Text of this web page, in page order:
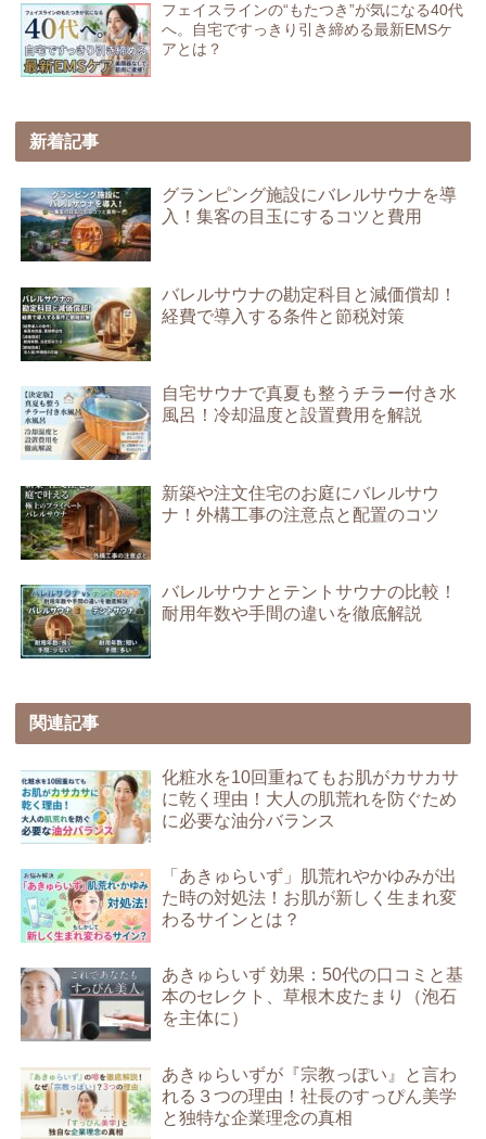
フェイスラインの“もたつき”が気になる40代
へ。自宅ですっきり引き締める最新EMSケ
アとは？
新着記事
グランピング施設にバレルサウナを導
入！集客の目玉にするコツと費用
バレルサウナの勘定科目と減価償却！
経費で導入する条件と節税対策
自宅サウナで真夏も整うチラー付き水
風呂！冷却温度と設置費用を解説
新築や注文住宅のお庭にバレルサウ
ナ！外構工事の注意点と配置のコツ
バレルサウナとテントサウナの比較！
耐用年数や手間の違いを徹底解説
関連記事
化粧水を10回重ねてもお肌がカサカサ
に乾く理由！大人の肌荒れを防ぐため
に必要な油分バランス
「あきゅらいず」肌荒れやかゆみが出
た時の対処法！お肌が新しく生まれ変
わるサインとは？
あきゅらいず 効果：50代の口コミと基
本のセレクト、草根木皮たまり（泡石
を主体に）
あきゅらいずが『宗教っぽい』と言わ
れる３つの理由！社長のすっぴん美学
と独特な企業理念の真相